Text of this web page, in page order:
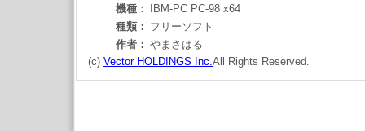
機種：
IBM-PC PC-98 x64
種類： フリーソフト
作者： やまさはる
(c) Vector HOLDINGS Inc.All Rights Reserved.